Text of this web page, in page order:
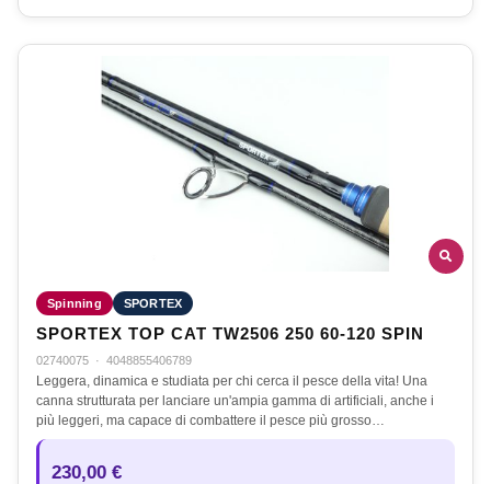
Spinning SPORTEX
SPORTEX TOP CAT TW2506 250 60-120 SPIN
02740075 · 4048855406789
Leggera, dinamica e studiata per chi cerca il pesce della vita! Una
canna strutturata per lanciare un'ampia gamma di artificiali, anche i
più leggeri, ma capace di combattere il pesce più grosso…
230,00 €